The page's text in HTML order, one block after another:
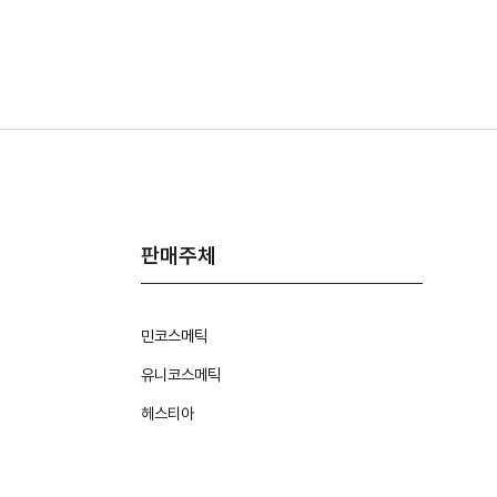
판매주체
민코스메틱
유니코스메틱
헤스티아